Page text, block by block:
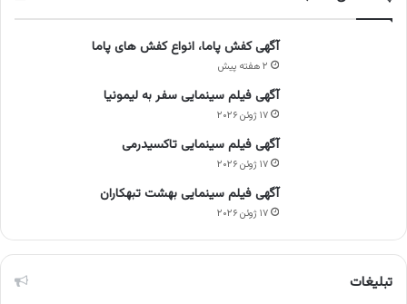
آگهی کفش پاما، انواع کفش های پاما
۲ هفته پیش
آگهی فیلم سینمایی سفر به لیمونیا
۱۷ ژوئن ۲۰۲۶
آگهی فیلم سینمایی تاکسیدرمی
۱۷ ژوئن ۲۰۲۶
آگهی فیلم سینمایی بهشت تبهکاران
۱۷ ژوئن ۲۰۲۶
تبلیغات